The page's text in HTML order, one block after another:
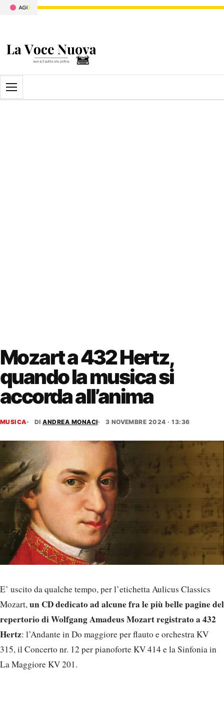
Apri il menu
Mozart a 432 Hertz,
quando la musica si
accorda all’anima
MUSICA DIANDREA MONACI 3 NOVEMBRE 2024 · 13:36
E’ uscito da qualche tempo, per l’etichetta Aulicus Classics
Mozart,un CD dedicato ad alcune fra le più belle pagine del
repertorio di Wolfgang Amadeus Mozart registrato a 432
Hertz: l’Andante in Do maggiore per flauto e orchestra KV
315, il Concerto nr. 12 per pianoforte KV 414 e la Sinfonia in
La Maggiore KV 201.